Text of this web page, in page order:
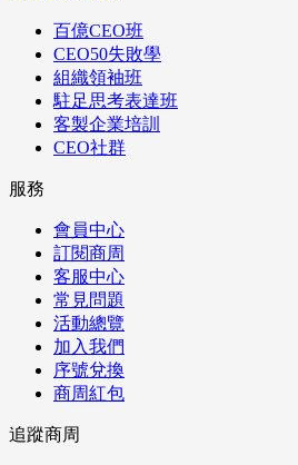
百億CEO班
CEO50失敗學
組織領袖班
駐足思考表達班
客製企業培訓
CEO社群
服務
會員中心
訂閱商周
客服中心
常見問題
活動總覽
加入我們
序號兌換
商周紅包
追蹤商周